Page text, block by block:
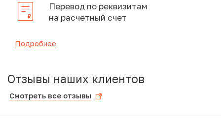
Перевод по реквизитам
на расчетный счет
Подробнее
Отзывы наших клиентов
Смотреть все отзывы